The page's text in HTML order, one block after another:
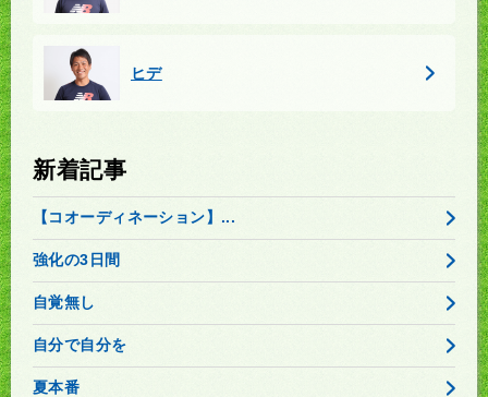
ヒデ
新着記事
【コオーディネーション】...
強化の3日間
自覚無し
自分で自分を
夏本番